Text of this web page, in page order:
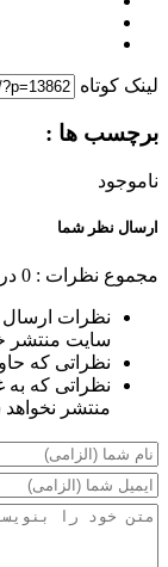
لینک کوتاه
برچسب ها :
ناموجود
ارسال نظر شما
مجموع نظرات : 0
نظرات ارسال
سایت منتشر
نظراتی که
نظراتی که به
منتشر